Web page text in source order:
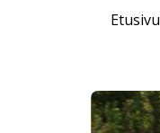
Etusivu